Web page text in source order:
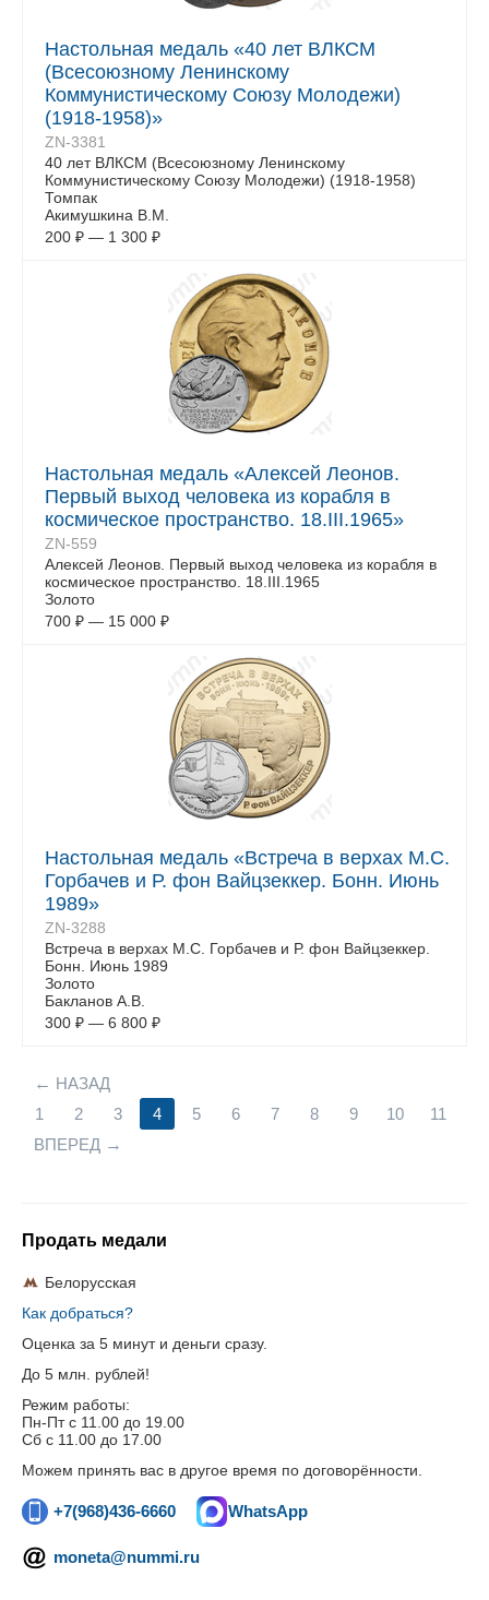
Настольная медаль «40 лет ВЛКСМ
(Всесоюзному Ленинскому
Коммунистическому Союзу Молодежи)
(1918-1958)»
ZN-3381
40 лет ВЛКСМ (Всесоюзному Ленинскому
Коммунистическому Союзу Молодежи) (1918-1958)
Томпак
Акимушкина В.М.
200 ₽ — 1 300 ₽
Настольная медаль «Алексей Леонов.
Первый выход человека из корабля в
космическое пространство. 18.III.1965»
ZN-559
Алексей Леонов. Первый выход человека из корабля в
космическое пространство. 18.III.1965
Золото
700 ₽ — 15 000 ₽
Настольная медаль «Встреча в верхах М.С.
Горбачев и Р. фон Вайцзеккер. Бонн. Июнь
1989»
ZN-3288
Встреча в верхах М.С. Горбачев и Р. фон Вайцзеккер.
Бонн. Июнь 1989
Золото
Бакланов А.В.
300 ₽ — 6 800 ₽
НАЗАД
1
2 3 4 5 6 7 8 9 10
11
ВПЕРЕД
Продать медали
Белорусская
Как добраться?
Оценка за 5 минут и деньги сразу.
До 5 млн. рублей!
Режим работы:
Пн-Пт c 11.00 до 19.00
Сб с 11.00 до 17.00
Можем принять вас в другое время по договорённости.
+7(968)436-6660 WhatsApp
moneta@nummi.ru